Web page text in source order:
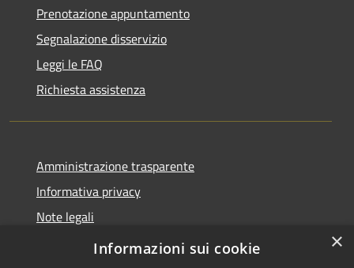
Prenotazione appuntamento
Segnalazione disservizio
Leggi le FAQ
Richiesta assistenza
Amministrazione trasparente
Informativa privacy
Note legali
Dichiarazione di accessibilità
×
Informazioni sui cookie